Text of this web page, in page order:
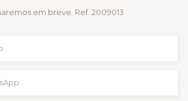
em breve. Ref. 2009013